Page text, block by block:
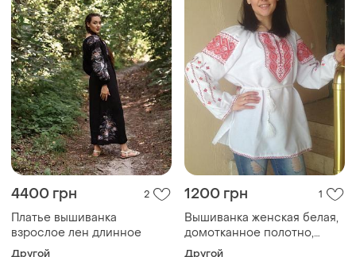
4400 грн 2
Платье вышиванка
взрослое лен длинное
Другой
1200 грн 1
Вышиванка женская белая,
домотканное полотно,
вышивка " бесконечник"
Другой